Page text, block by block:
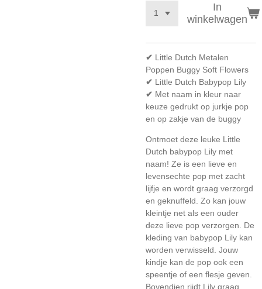
In
winkelwagen
✔ Little Dutch Metalen
Poppen Buggy Soft Flowers
✔ Little Dutch Babypop Lily
✔ Met naam in kleur naar
keuze gedrukt op jurkje pop
en op zakje van de buggy
Ontmoet deze leuke Little
Dutch babypop Lily met
naam! Ze is een lieve en
levensechte pop met zacht
lijfje en wordt graag verzorgd
en geknuffeld. Zo kan jouw
kleintje net als een ouder
deze lieve pop verzorgen. De
kleding van babypop Lily kan
worden verwisseld. Jouw
kindje kan de pop ook een
speentje of een flesje geven.
Bovendien rijdt Lily graag